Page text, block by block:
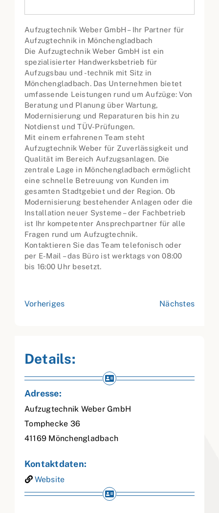
Aufzugtechnik Weber GmbH – Ihr Partner für
Aufzugtechnik in Mönchengladbach
Die Aufzugtechnik Weber GmbH ist ein
spezialisierter Handwerksbetrieb für
Aufzugsbau und -technik mit Sitz in
Mönchengladbach. Das Unternehmen bietet
umfassende Leistungen rund um Aufzüge: Von
Beratung und Planung über Wartung,
Modernisierung und Reparaturen bis hin zu
Notdienst und TÜV-Prüfungen.
Mit einem erfahrenen Team steht
Aufzugtechnik Weber für Zuverlässigkeit und
Qualität im Bereich Aufzugsanlagen. Die
zentrale Lage in Mönchengladbach ermöglicht
eine schnelle Betreuung von Kunden im
gesamten Stadtgebiet und der Region. Ob
Modernisierung bestehender Anlagen oder die
Installation neuer Systeme – der Fachbetrieb
ist Ihr kompetenter Ansprechpartner für alle
Fragen rund um Aufzugtechnik.
Kontaktieren Sie das Team telefonisch oder
per E-Mail – das Büro ist werktags von 08:00
bis 16:00 Uhr besetzt.
Vorheriges Nächstes
Details:
Adresse:
Aufzugtechnik Weber GmbH
Tomphecke 36
41169 Mönchengladbach
Kontaktdaten:
Website